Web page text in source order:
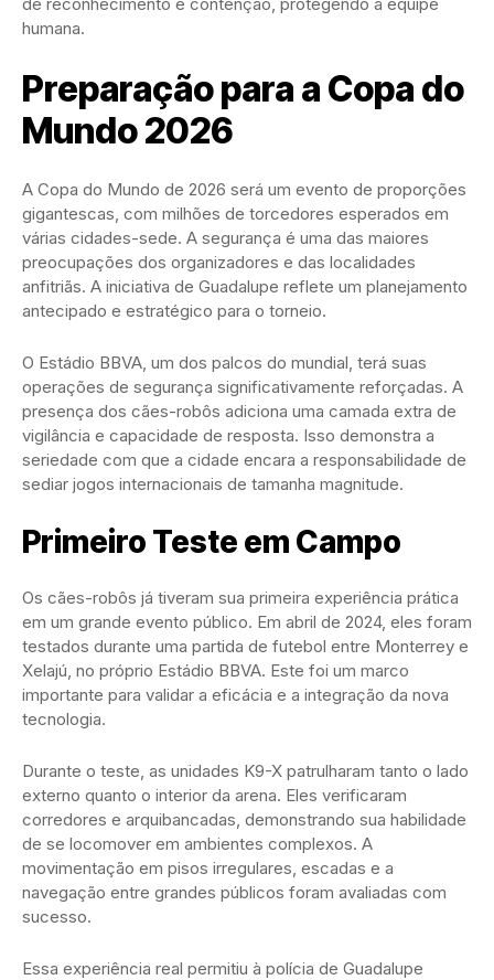
humana.
Preparação para a Copa do
Mundo 2026
A Copa do Mundo de 2026 será um evento de proporções
gigantescas, com milhões de torcedores esperados em
várias cidades-sede. A segurança é uma das maiores
preocupações dos organizadores e das localidades
anfitriãs. A iniciativa de Guadalupe reflete um planejamento
antecipado e estratégico para o torneio.
O Estádio BBVA, um dos palcos do mundial, terá suas
operações de segurança significativamente reforçadas. A
presença dos cães-robôs adiciona uma camada extra de
vigilância e capacidade de resposta. Isso demonstra a
seriedade com que a cidade encara a responsabilidade de
sediar jogos internacionais de tamanha magnitude.
Primeiro Teste em Campo
Os cães-robôs já tiveram sua primeira experiência prática
em um grande evento público. Em abril de 2024, eles foram
testados durante uma partida de futebol entre Monterrey e
Xelajú, no próprio Estádio BBVA. Este foi um marco
importante para validar a eficácia e a integração da nova
tecnologia.
Durante o teste, as unidades K9-X patrulharam tanto o lado
externo quanto o interior da arena. Eles verificaram
corredores e arquibancadas, demonstrando sua habilidade
de se locomover em ambientes complexos. A
movimentação em pisos irregulares, escadas e a
navegação entre grandes públicos foram avaliadas com
sucesso.
Essa experiência real permitiu à polícia de Guadalupe